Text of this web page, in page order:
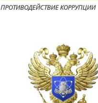
ПРОТИВОДЕЙСТВИЕ КОРРУПЦИИ